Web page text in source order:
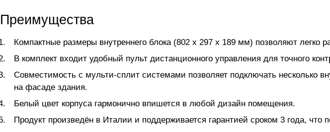
Преимущества
Компактные размеры внутреннего блока (802 x 297 x 189 мм) позволяют легко
В комплект входит удобный пульт дистанционного управления для точного
Совместимость с мульти-сплит системами позволяет подключать несколько
на фасаде здания.
Белый цвет корпуса гармонично впишется в любой дизайн помещения.
Продукт произведён в Италии и поддерживается гарантией сроком 3 года, что